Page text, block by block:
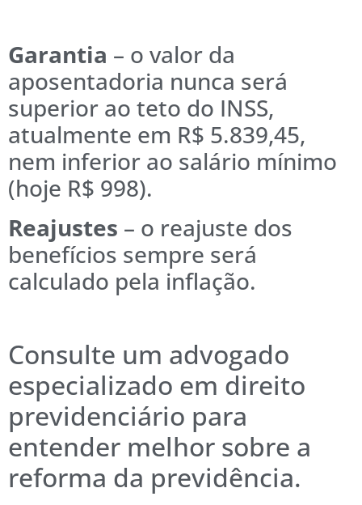
Garantia – o valor da
aposentadoria nunca será
superior ao teto do INSS,
atualmente em R$ 5.839,45,
nem inferior ao salário mínimo
(hoje R$ 998).
Reajustes – o reajuste dos
benefícios sempre será
calculado pela inflação.
Consulte um advogado
especializado em direito
previdenciário para
entender melhor sobre a
reforma da previdência.